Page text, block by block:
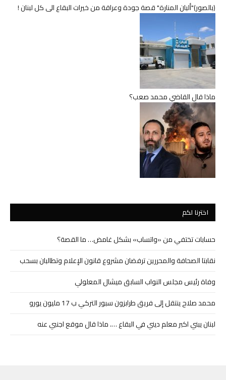
(بالصور)"ألبان المنارة" قصة جودة وعراقة من خيرات البقاع الى كل لبنان !
ماذا قال القاضي محمد صعب؟
اخترنا لكم
حسابات تختفي من «واتساب» بشكل غامض… ما القصة؟
نقابتا الصحافة والمحررين ترفضان مشروع قانون الإعلام وتطالبان بسحب
وفاة رئيس مجلس النواب السابق ميشال المعلولي
محمد صلاح ينتقل إلى فريق طرابزون سبور التركي ب 17 مليون يورو
لبنان يبني اكبر معلم ديني في البقاع …. ماذا قال موقع اجنبي عنه